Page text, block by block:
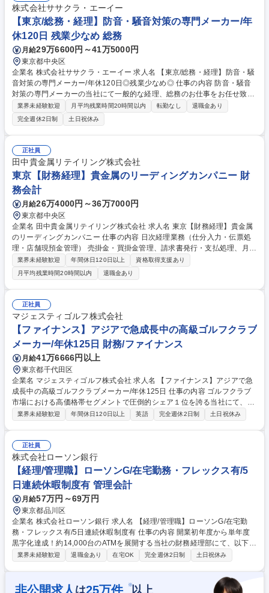
株式会社ササクラ・エーイー
【東京/総務・経理】防音・騒音対策の専門メーカー/年
休120日 残業少なめ 総務
月給29万6600円～41万5000円
東京都中央区
企業名 株式会社ササクラ・エーイー 求人名 【東京/総務・経理】防音・騒
音対策の専門メーカー/年休120日◎残業少なめ◎ 仕事の内容 防音・騒音
対策の専門メーカーの当社にて一般的な経理、総務のお仕事をお任せ致し
ます。 ■総務業務 人事管理、給与管理、労務（勤怠）管理、社会保険手続
き補助など ■経理業務 立替経費精算、入出金管理、月次四半期年次決算業
務など PCAなどの業務ソフトを使用した一般的な経理、総務のお仕事で
す。 募集職種 【東京/総務・経理】防音・騒音対策の専門メーカー/年休12
0日◎残業少なめ◎
業界未経験歓迎 月平均残業時間20時間以内 転勤なし
退職金あり
完全週休2日制
土日祝休み
正社員
田中貴金属リテイリング株式会社
東京【財務経理】貴金属のリーディングカンパニー 財
務会計
月給26万4000円～36万7000円
東京都中央区
企業名 田中貴金属リテイリング株式会社 求人名 東京【財務経理】貴金属
のリーディングカンパニー 仕事の内容 日次経理業務（仕分入力・伝票処
理・店舗現預金管理） 売掛金・買掛金管理、請求書発行・支払処理、月
次・年次決算補助、経費精算、固定資産管理、会計監査対応、その他関連
業務 適材適所により、他部署の業務を担当いただく場合もございます。
募集職種 東京【財務経理】貴金属のリーディングカンパニー
業界未経験歓迎 年間休日120日以上
資格取得支援あり
月平均残業時間20時間以内
退職金あり
正社員
マジェスティゴルフ株式会社
【ファイナンス】アジアで急成長中の高級ゴルフクラブ
メーカー/年休125日 財務/ファイナンス
月給41万6666円以上
東京都千代田区
企業名 マジェスティゴルフ株式会社 求人名 【ファイナンス】アジアで急
成長中の高級ゴルフクラブメーカー/年休125日 仕事の内容 ゴルフクラブ
市場における高価格帯セグメントで圧倒的シェア１位を誇る当社にて、フ
ァイナンス部門のシニアアカウンタントとして経理財務業務の中心的役割
（T/B クローズ、P/L・ B/S作成等）■ERPを使った経理処理（AP計上、経
費計上、支払処理等）■電子帳簿保存法への対応■固定資産登録・管理、償
却費計算■会計監査、税務申告のための資料準備等■税制改正対応 募集職
種 【ファイナンス】アジアで急成長中の高級ゴルフクラブメーカー/年休1
25日
業界未経験歓迎 年間休日120日以上 英語 完全週休2日制 土日祝休み
正社員
株式会社ローソン銀行
【経理/管理職】ローソンG/在宅勤務・フレックス有/5
日連続休暇制度有 管理会計
月給57万円～69万円
東京都品川区
企業名 株式会社ローソン銀行 求人名 【経理/管理職】ローソンG/在宅勤
務・フレックス有/5日連続休暇制度有 仕事の内容 開業初年度から単年度
黒字化達成！約14,000台のATMを展開する当社の財務経理部にて、以下業
務をお任せしていく予定です。 【詳細】■予算策定、予実管理に関する業
関する業務■通期着地見込み作成に関する業務■費用配賦等セグメント別管
理会計に関する業務■監査法人監査に関する業務■経営分析資料の作成と伝
業界未経験歓迎 退職金あり 在宅OK 完全週休2日制 土日祝休み
非公開求人 は25万件 ※以上